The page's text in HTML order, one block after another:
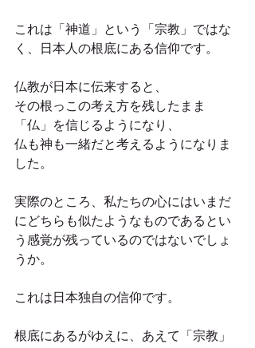
これは「神道」という「宗教」ではな
く、日本人の根底にある信仰です。
仏教が日本に伝来すると、
その根っこの考え方を残したまま
「仏」を信じるようになり、
仏も神も一緒だと考えるようになりま
した。
実際のところ、私たちの心にはいまだ
にどちらも似たようなものであるとい
う感覚が残っているのではないでしょ
うか。
これは日本独自の信仰です。
根底にあるがゆえに、あえて「宗教」